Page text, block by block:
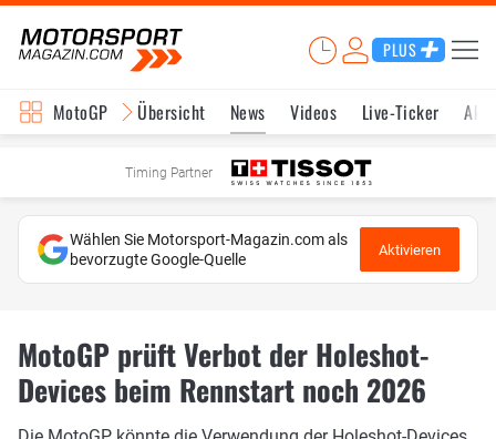
PLUS
MotoGP Übersicht News Videos Live-Ticker
Timing Partner
Wählen Sie Motorsport-Magazin.com als
bevorzugte Google-Quelle
Aktivieren
MotoGP prüft Verbot der Holeshot-
Devices beim Rennstart noch 2026